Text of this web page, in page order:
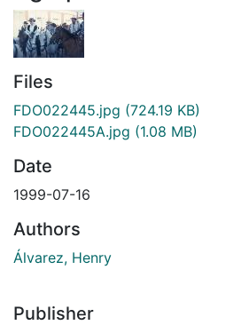
Files
FDO022445.jpg (724.19 KB)
FDO022445A.jpg (1.08 MB)
Date
1999-07-16
Authors
Álvarez, Henry
Publisher